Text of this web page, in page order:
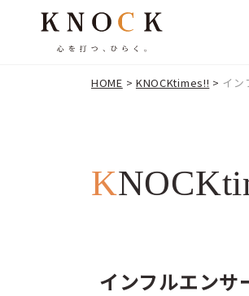
HOME > KNOCKtimes!! > イン
インフルエンサ